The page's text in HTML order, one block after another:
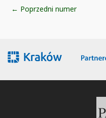
Post
navigation
← Poprzedni numer